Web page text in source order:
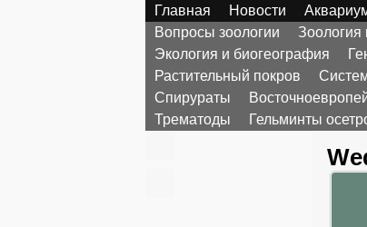
Главная Новости
Вопросы зоологии
Зоология
Экология и биогеография
Растительный покров
Спирураты
Трематоды
Гельминты